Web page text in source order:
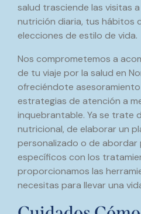
salud trasciende las visitas
nutrición diaria, tus hábitos
elecciones de estilo de vida.
Nos comprometemos a
de tu viaje por la salud en
ofreciéndote
estrategias de atención a
inquebrantable. Ya se trate
nutricional, de elaborar un
personalizado o de abordar
específicos con los
proporcionamos las
necesitas para llevar una